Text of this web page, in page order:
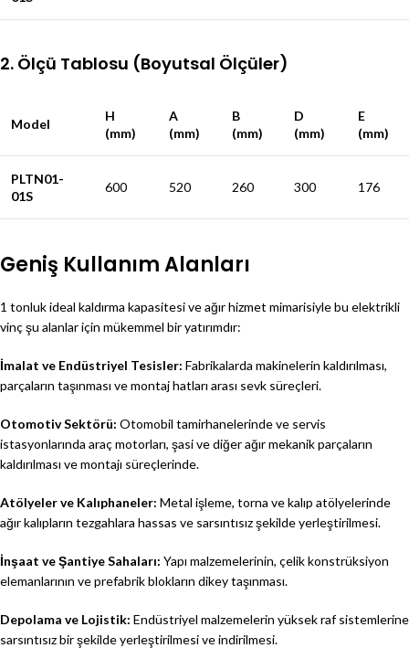
2. Ölçü Tablosu (Boyutsal Ölçüler)
Model
H
(mm)
A
(mm)
B
(mm)
D
(mm)
E
(mm)
PLTN01-
01S
600 520 260 300 176
Geniş Kullanım Alanları
1 tonluk ideal kaldırma kapasitesi ve ağır hizmet mimarisiyle bu elektrikli
vinç şu alanlar için mükemmel bir yatırımdır:
İmalat ve Endüstriyel Tesisler: Fabrikalarda makinelerin kaldırılması,
parçaların taşınması ve montaj hatları arası sevk süreçleri.
Otomotiv Sektörü: Otomobil tamirhanelerinde ve servis
istasyonlarında araç motorları, şasi ve diğer ağır mekanik parçaların
kaldırılması ve montajı süreçlerinde.
Atölyeler ve Kalıphaneler: Metal işleme, torna ve kalıp atölyelerinde
ağır kalıpların tezgahlara hassas ve sarsıntısız şekilde yerleştirilmesi.
İnşaat ve Şantiye Sahaları: Yapı malzemelerinin, çelik konstrüksiyon
elemanlarının ve prefabrik blokların dikey taşınması.
Depolama ve Lojistik: Endüstriyel malzemelerin yüksek raf sistemlerine
sarsıntısız bir şekilde yerleştirilmesi ve indirilmesi.